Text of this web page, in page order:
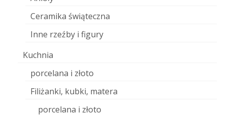
Ceramika świąteczna
Inne rzeźby i figury
Kuchnia
porcelana i złoto
Filiżanki, kubki, matera
porcelana i złoto